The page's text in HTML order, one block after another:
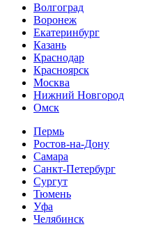
Волгоград
Воронеж
Екатеринбург
Казань
Краснодар
Красноярск
Москва
Нижний Новгород
Омск
Пермь
Ростов-на-Дону
Самара
Санкт-Петербург
Сургут
Тюмень
Уфа
Челябинск